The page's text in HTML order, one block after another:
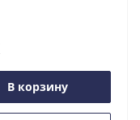
В корзину